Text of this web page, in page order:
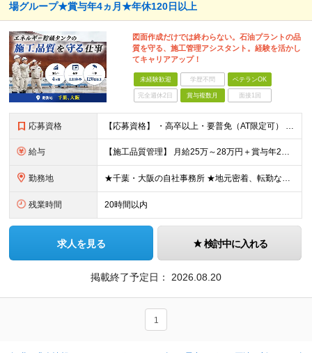
場グループ★賞与年4ヵ月★年休120日以上
図面作成だけでは終わらない。石油プラントの品
質を守る、施工管理アシスタント。経験を活かし
てキャリアアップ！
未経験歓迎 学歴不問 ベテランOK
完全週休2日 賞与複数月 面接1回
応募資格 【応募資格】 ・高卒以上・要普免（AT限定可） ・AutoCADの経験者 →自社で図面を一部変更する場合があるため。設計分野は不問です。 ・施工図面が読めること 【歓迎する経験】 ◎AutoCADの
給与 【施工品質管理】 月給25万～28万円＋賞与年2回（原則固定支給額4ヵ月分）＋諸手当（残業手当全額など） ※経験・能力・前職給与を考慮して優遇します。 ※残業代は別途全額支給します。 ※試用期間は6
勤務地 ★千葉・大阪の自社事務所 ★地元密着、転勤なし！ ★Ｕ・Iターン歓迎！（面接交通費支給） 【具体的な勤務地】 ※当社堺事務所（大阪）もしくは五井事務所（千葉） ◆堺事務所 （住所） 大阪府堺市堺区
残業時間 20時間以内
求人を見る 検討中に入れる
掲載終了予定日： 2026.08.20
1